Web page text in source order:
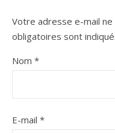
Votre adresse e-mail ne
obligatoires sont
Nom *
E-mail *